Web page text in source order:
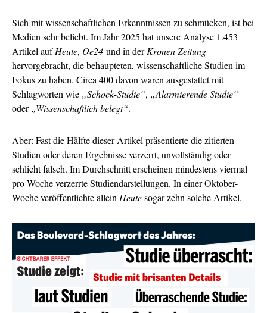
Sich mit wissenschaftlichen Erkenntnissen zu schmücken, ist bei
Medien sehr beliebt. Im Jahr 2025 hat unsere Analyse 1.453
Artikel aufHeute, Oe24 und in derKronen Zeitung
hervorgebracht, die behaupteten, wissenschaftliche Studien im
Fokus zu haben. Circa 400 davon waren ausgestattet mit
Schlagworten wie „Schock-Studie“, „Alarmierende Studie“
oder„Wissenschaftlich belegt“.
Aber: Fast die Hälfte dieser Artikel präsentierte die zitierten
Studien oder deren Ergebnisse verzerrt, unvollständig oder
schlicht falsch. Im Durchschnitt erscheinen mindestens viermal
pro Woche verzerrte Studiendarstellungen. In einer Oktober-
Woche veröffentlichte allein Heutesogar zehn solche Artikel.